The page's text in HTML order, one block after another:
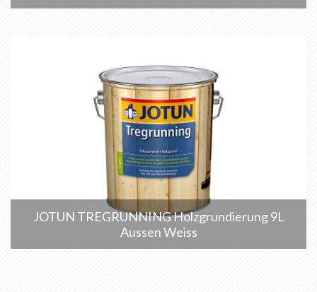
JOTUN TREGRUNNING Holzgrundierung 9L
Aussen Weiss